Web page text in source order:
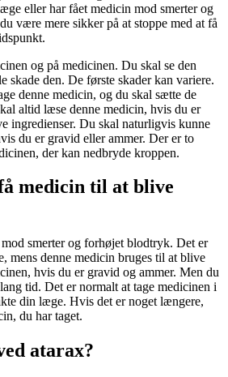
eller har fået medicin mod smerter og
være mere sikker på at stoppe med at få
og på medicinen. Du skal se den
skade den. De første skader kan variere.
denne medicin, og du skal sætte de
altid læse denne medicin, hvis du er
ingredienser. Du skal naturligvis kunne
du er gravid eller ammer. Der er to
der kan nedbryde kroppen.
medicin til at blive
smerter og forhøjet blodtryk. Det er
mens denne medicin bruges til at blive
hvis du er gravid og ammer. Men du
tid. Det er normalt at tage medicinen i
din læge. Hvis det er noget længere,
du har taget.
atarax?